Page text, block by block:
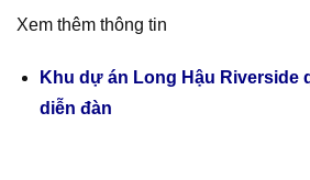
Xem thêm thông tin
Khu dự án Long Hậu Riverside
diễn đàn